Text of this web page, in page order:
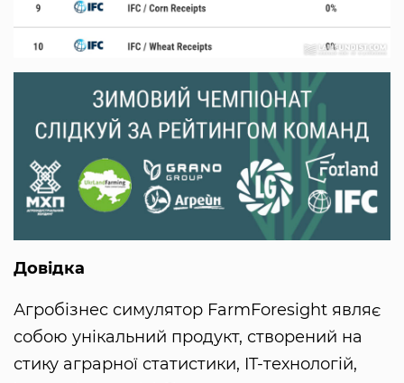
Довідка
Агробізнес симулятор FarmForesight являє
собою унікальний продукт, створений на
стику аграрної статистики, IT-технологій,